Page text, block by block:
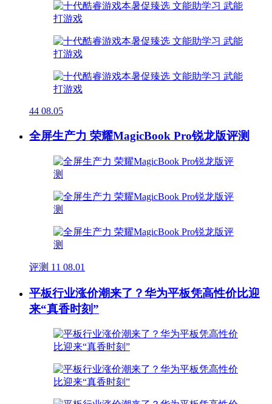
44 08.05
全屏生产力 荣耀MagicBook Pro锐龙版评测
评测 11 08.01
平板行业涨价潮来了？华为平板凭高性价比迎
来“真香时刻”